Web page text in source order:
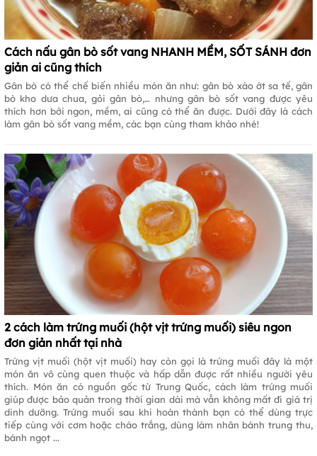
Cách nấu gân bò sốt vang NHANH MỀM, SỐT SÁNH đơn
giản ai cũng thích
Gân bò có thể chế biến nhiều món ăn như: gân bò xào ớt sa tế, gân
bò kho dưa chua, gỏi gân bò,… nhưng gân bò sốt vang được yêu
thích hơn bởi ngon, mềm, ai cũng có thể ăn được. Dưới đây là cách
làm gân bò sốt vang mềm, các bạn cùng tham khảo nhé!
2 cách làm trứng muối (hột vịt trứng muối) siêu ngon
đơn giản nhất tại nhà
Trứng vịt muối (hột vịt muối) hay còn gọi là trứng muối đây là một
món ăn vô cùng quen thuộc và hấp dẫn được rất nhiều người yêu
thích. Món ăn có nguồn gốc từ Trung Quốc, cách làm trứng muối
giúp được bảo quản trong thời gian dài mà vẫn không mất đi giá trị
dinh dưỡng. Trứng muối sau khi hoàn thành bạn có thể dùng trực
tiếp cùng với cơm hoặc cháo trắng, dùng làm nhân bánh trung thu,
bánh ngọt ...